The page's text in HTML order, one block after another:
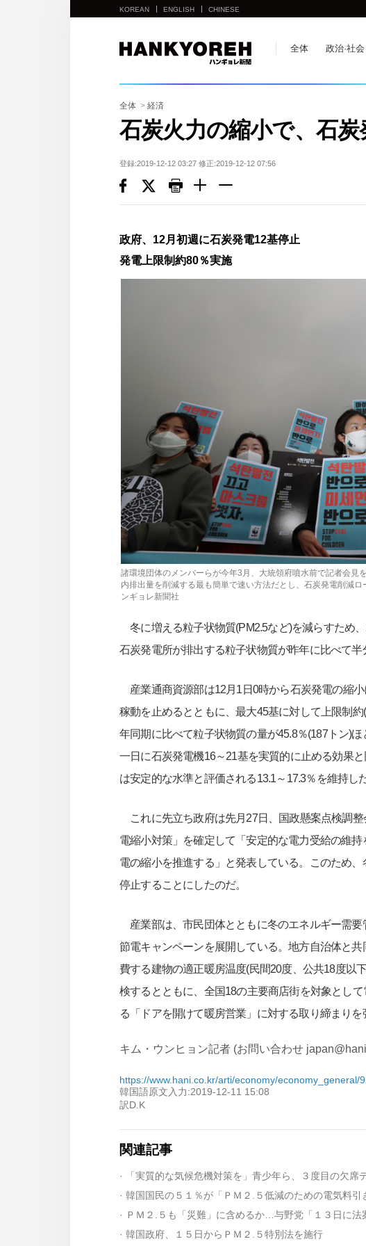
他
国
の
サ
イ
ト
の
リ
ク
다
른
KOREAN ENGLISH CHINESE
全体 政治·社会
全体 > 経済
石炭火力の縮小で、石
登録:2019-12-12 03:27 修正:2019-12-12 07:56
政府、12月初週に石炭発電12基停止
発電上限制約80％実施
諸環境団体のメンバーらが今年3月、大統領府噴水前で記者会見
内排出量を削減する最も簡単で速い方法だとし、石炭発電削減
ンギョレ新聞社
冬に増える粒子状物質(PM2.5など)を減らすため
石炭発電所が排出する粒子状物質が昨年に比べて半
産業通商資源部は12月1日0時から石炭発電の縮
稼動を止めるとともに、最大45基に対して上限制
年同期に比べて粒子状物質の量が45.8％(187トン)
一日に石炭発電機16～21基を実質的に止める効果
は安定的な水準と評価される13.1～17.3％を維持し
これに先立ち政府は先月27日、国政懸案点検調
電縮小対策」を確定して「安定的な電力受給の維
電の縮小を推進する」と発表している。このため
停止することにしたのだ。
産業部は、市民団体とともに冬のエネルギー需
節電キャンペーンを展開している。地方自治体と
費する建物の適正暖房温度(民間20度、公共18度以
検するとともに、全国18の主要商店街を対象とし
る「ドアを開けて暖房営業」に対する取り締まりを
キム・ウンヒョン記者 (お問い合わせ
https://www.hani.co.kr/arti/economy/economy_general/
韓国語原文入力:2019-12-11 15:08
訳D.K
関連記事
· 「実質的な気候危機対策を」青少年ら、３度目の欠席
· 韓国国民の５１％が「ＰＭ２.５低減のための電気料引
· ＰＭ２.５も「災難」に含めるか…与野党「１３日に法
· 韓国政府、１５日からＰＭ２.５特別法を施行